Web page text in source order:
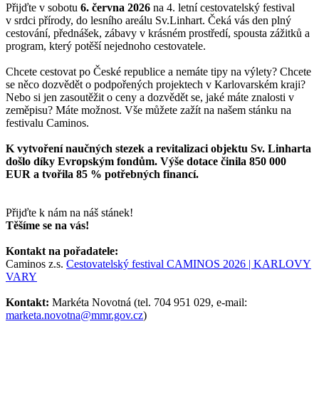
Přijďte v sobotu 6. června 2026 na 4. letní cestovatelský festival
v srdci přírody, do lesního areálu Sv.Linhart. Čeká vás den plný
cestování, přednášek, zábavy v krásném prostředí, spousta zážitků a
program, který potěší nejednoho cestovatele.
Chcete cestovat po České republice a nemáte tipy na výlety? Chcete
se něco dozvědět o podpořených projektech v Karlovarském kraji?
Nebo si jen zasoutěžit o ceny a dozvědět se, jaké máte znalosti v
zeměpisu? Máte možnost. Vše můžete zažít na našem stánku na
festivalu Caminos.
K vytvoření naučných stezek a revitalizaci objektu Sv. Linharta
došlo díky Evropským fondům. Výše dotace činila 850 000
EUR a tvořila 85 % potřebných financí.
Přijďte k nám na náš stánek!
Těšíme se na vás!
Kontakt na pořadatele:
Caminos z.s. Cestovatelský festival CAMINOS 2026 | KARLOVY
VARY
Kontakt: Markéta Novotná (tel. 704 951 029, e-mail:
marketa.novotna@mmr.gov.cz)